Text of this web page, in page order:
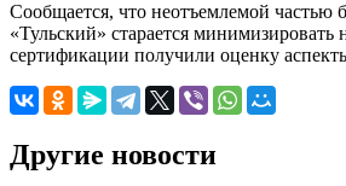
Сообщается, что неотъемлемой частью
«Тульский» старается
сертификации получили оценку
Другие новости